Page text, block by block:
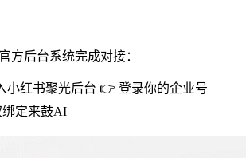
方后台系统完成对接：
小红书聚光后台 👉 登录你的企业号
定来鼓AI